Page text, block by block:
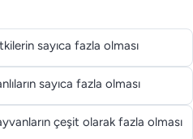
sayıca fazla olması
sayıca fazla olması
çeşit olarak fazla olması